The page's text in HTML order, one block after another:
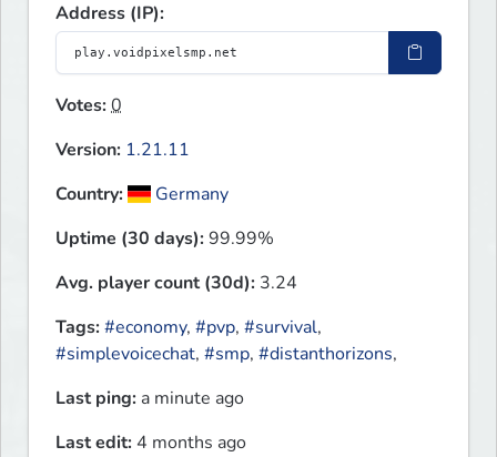
Address (IP):
Votes:0
Version: 1.21.11
Country:
Germany
Uptime (30 days):99.99%
Avg. player count (30d): 3.24
Tags:#economy, #pvp, #survival,
#simplevoicechat, #smp, #distanthorizons,
Last ping: a minute ago
Last edit: 4 months ago